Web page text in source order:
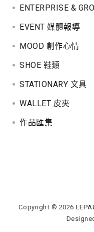
ENTERPRISE &
EVENT 媒體報導
MOOD 創作心情
SHOE 鞋類
STATIONARY 文具
WALLET 皮夾
作品匯集
Copyright © 2026